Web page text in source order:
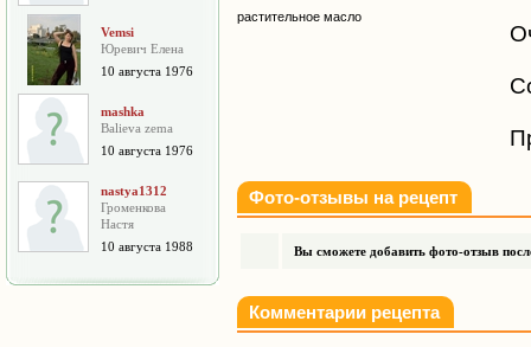
Vemsi
Юревич Елена
10 августа 1976
mashka
Balieva zema
10 августа 1976
nastya1312
Громенкова
Настя
10 августа 1988
растительное масло
Фото-отзывы на рецепт
Вы сможете добавить фото-отзыв
Комментарии рецепта